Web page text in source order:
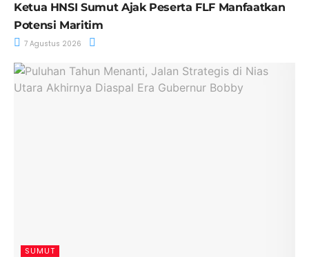
Ketua HNSI Sumut Ajak Peserta FLF Manfaatkan
Potensi Maritim
7 Agustus 2026
SUMUT